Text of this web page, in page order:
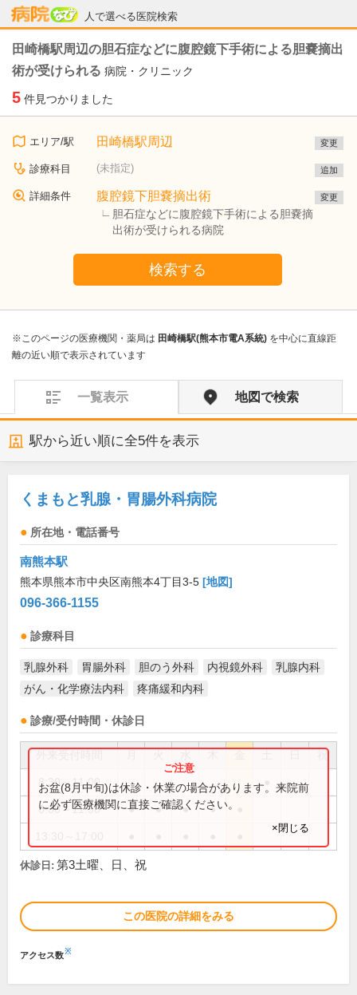
人で選べる医院検索
病院なび
田崎橋駅周辺の胆石症などに腹腔鏡下手術による胆嚢摘出
術が受けられる 病院・クリニック
5 件見つかりました
エリア/駅 田崎橋駅周辺 変更
診療科目 (未指定) 追加
詳細条件 腹腔鏡下胆嚢摘出術
胆石症などに腹腔鏡下手術による胆嚢摘
出術が受けられる病院
変更
検索する
※このページの医療機関・薬局は 田崎橋駅(熊本市電A系統) を中心に直線距
離の近い順で表示されています
一覧表示 地図で検索
駅から近い順に全5件を表示
くまもと乳腺・胃腸外科病院
所在地・電話番号
南熊本駅
熊本県熊本市中央区南熊本4丁目3-5 [地図]
096-366-1155
診療科目
乳腺外科 胃腸外科 胆のう外科 内視鏡外科
乳腺内科
がん・化学療法内科
疼痛緩和内科
診療/受付時間・休診日
祝
8:30～11:00
8:30～11:30 ● ● ● ●
お盆(8月中旬)は休診・休業の場合があります。来院前
に必ず医療機関に直接ご確認ください。
×閉じる
休診日: 第3土曜、日、祝
この医院の詳細をみる
アクセス数※